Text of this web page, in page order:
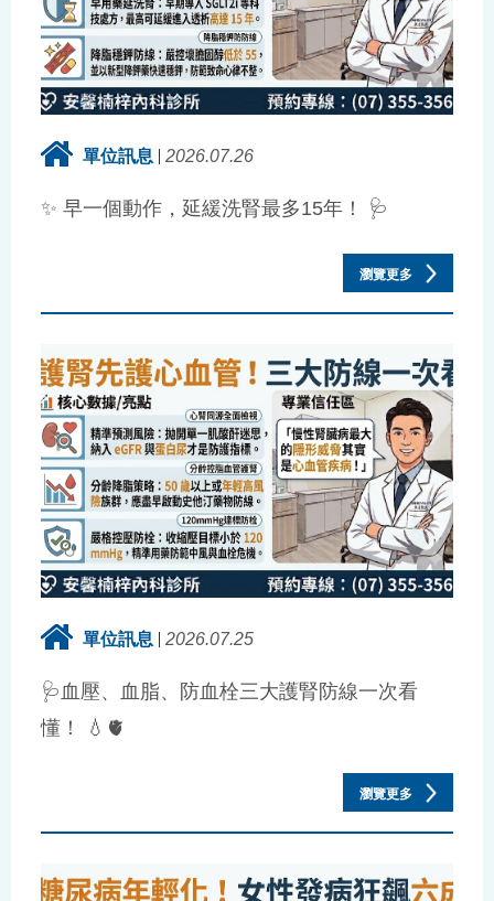
單位訊息 2026.07.26
✨ 早一個動作，延緩洗腎最多15年！ 🩺
瀏覽更多
單位訊息 2026.07.25
🩺血壓、血脂、防血栓三大護腎防線一次看
懂！ 💧🫀
瀏覽更多